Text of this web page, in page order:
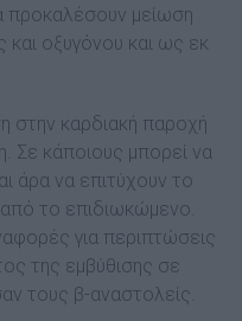
προκαλέσουν μείωση
και οξυγόνου και ως εκ
στην καρδιακή παροχή
Σε κάποιους μπορεί να
άρα να επιτύχουν το
το επιδιωκώμενο.
για περιπτώσεις
της εμβύθισης σε
τους β-αναστολείς.